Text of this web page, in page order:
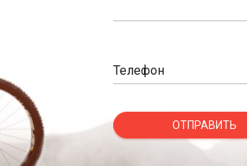
Телефон
ОТПРАВИТЬ